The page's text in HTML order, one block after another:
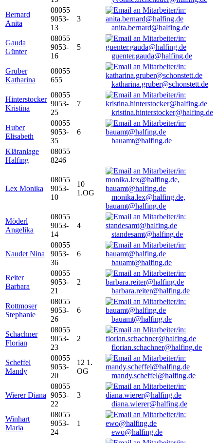
Bernard
Anita
08055
9053-
13
3
anita.bernard@halfing.de
Gauda
Günter
08055
9053-
16
5
guenter.gauda@halfing.de
Gruber
Katharina
08055
655
katharina.gruber@schonstett.de
Hinterstocker
Kristina
08055
9053-
25
7
kristina.hinterstocker@halfing.de
Huber
Elisabeth
08055
9053-
35
6
bauamt@halfing.de
Kläranlage
Halfing
08055
8246
Lex Monika
08055
9053-
10
10
1.OG
monika.lex@halfing.de,
bauamt@halfing.de
Möderl
Angelika
08055
9053-
14
4
standesamt@halfing.de
Naudet Nina
08055
9053-
36
6
bauamt@halfing.de
Reiter
Barbara
08055
9053-
21
2
barbara.reiter@halfing.de
Rottmoser
Stephanie
08055
9053-
26
6
bauamt@halfing.de
Schachner
Florian
08055
9053-
23
2
florian.schachner@halfing.de
Scheffel
Mandy
08055
9053-
20
12 1.
OG
mandy.scheffel@halfing.de
Wierer Diana
08055
9053-
22
3
diana.wierer@halfing.de
Winhart
Maria
08055
9053-
24
1
ewo@halfing.de